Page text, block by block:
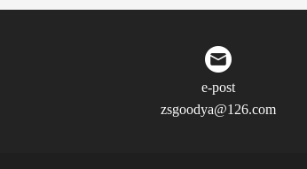
e-post
zsgoodya@126.com